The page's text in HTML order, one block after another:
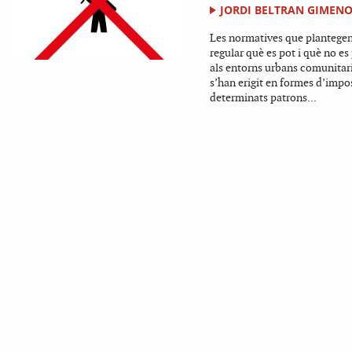
JORDI BELTRAN GIMENO
Les normatives que
regular què es pot i què no
als entorns urbans
s’han erigit en formes
determinats patrons...